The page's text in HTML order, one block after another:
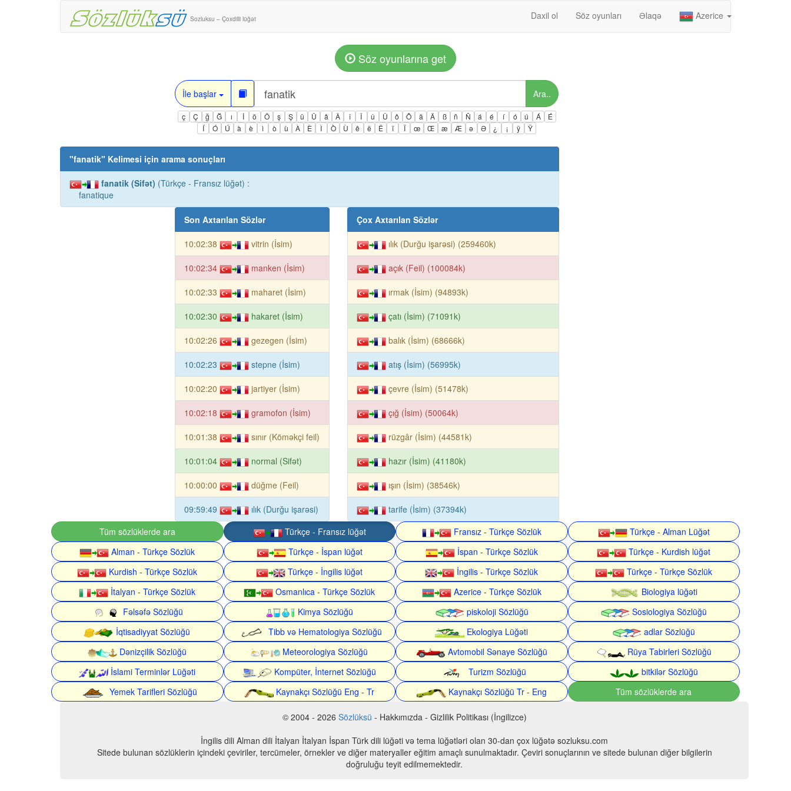
Sozluksu – Çoxdilli lüğət Daxil ol Söz oyunları Əlaqə Azerice
Söz oyunlarına get
İle başlar Ara..
ç Ç ğ Ğ ı İ ö Ö ş Ş ü Ü â Â î Î û Û ô Ô ä Ä ß ñ Ñ á é í ó ú Á
É
Í
Ó Ú à è ì ò ù À È Ì Ò Ù ê ë Ë ï Ï œ Œ æ Æ ə Ə ¿ ¡ ÿ Ÿ
"fanatik" Kelimesi için arama sonuçları
fanatik (Sifət) (Türkçe - Fransız lüğət) :
fanatique
Son Axtarılan Sözlər
10:02:38 vitrin (İsim)
10:02:34 manken (İsim)
10:02:33 maharet (İsim)
10:02:30 hakaret (İsim)
10:02:26 gezegen (İsim)
10:02:23 stepne (İsim)
10:02:20 jartiyer (İsim)
10:02:18 gramofon (İsim)
10:01:38 sınır (Köməkçi feil)
10:01:04 normal (Sifət)
10:00:00 düğme (Feil)
09:59:49 ılık (Durğu işarəsi)
Çox Axtarılan Sözlər
ılık (Durğu işarəsi) (259460k)
açık (Feil) (100084k)
ırmak (İsim) (94893k)
çatı (İsim) (71091k)
balık (İsim) (68666k)
atış (İsim) (56995k)
çevre (İsim) (51478k)
çığ (İsim) (50064k)
rüzgâr (İsim) (44581k)
hazır (İsim) (41180k)
ışın (İsim) (38546k)
tarife (İsim) (37394k)
Tüm sözlüklerde ara
Türkçe - Fransız lüğət Fransız - Türkçe Sözlük
Türkçe - Alman Lüğət
Alman - Türkçe Sözlük
Türkçe - İspan lüğət İspan - Türkçe Sözlük
Türkçe - Kurdish lüğət
Kurdish - Türkçe Sözlük
Türkçe - İngilis lüğət İngilis - Türkçe Sözlük
Türkçe - Türkçe Sözlük
İtalyan - Türkçe Sözlük
Osmanlıca - Türkçe Sözlük Azerice - Türkçe Sözlük
Biologiya lüğəti
Fəlsəfə Sözlüğü
Kimya Sözlüğü piskoloji Sözlüğü
Sosiologiya Sözlüğü
İqtisadiyyat Sözlüğü
Tibb və Hematologiya Sözlüğü Ekologiya Lüğəti
adlar Sözlüğü
Dənizçilik Sözlüğü
Meteorologiya Sözlüğü Avtomobil Sənaye Sözlüğü
Rüya Tabirleri Sözlüğü
İslami Terminlər Lüğəti
Kompüter, İnternet Sözlüğü Turizm Sözlüğü
bitkilər Sözlüğü
Yemek Tarifleri Sözlüğü
Kaynakçı Sözlüğü Eng - Tr Kaynakçı Sözlüğü Tr - Eng Tüm sözlüklerde ara
© 2004 - 2026 Sözlüksü - Hakkımızda - Gizlilik Politikası (İngilizce)
İngilis dili Alman dili İtalyan İtalyan İspan Türk dili lüğəti və tema lüğətləri olan 30-dan çox lüğətə sozluksu.com
Sitede bulunan sözlüklerin içindeki çeviriler, tercümeler, örnekler ve diğer materyaller eğitim amaçlı sunulmaktadır. Çeviri sonuçlarının ve sitede bulunan diğer bilgilerin
doğruluğu teyit edilmemektedir.